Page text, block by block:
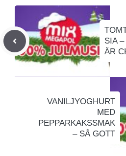
SIA
ÄR
VANILJYOGHURT
MED
PEPPARKAKSSMAK
– SÅ GOTT